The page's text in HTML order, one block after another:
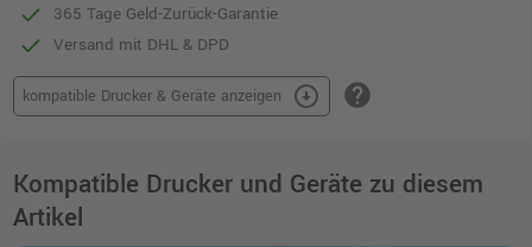
365 Tage Geld-Zurück-Garantie
Versand mit DHL & DPD
kompatible Drucker & Geräte anzeigen arrow_circle_down help
Kompatible Drucker und Geräte zu diesem
Artikel